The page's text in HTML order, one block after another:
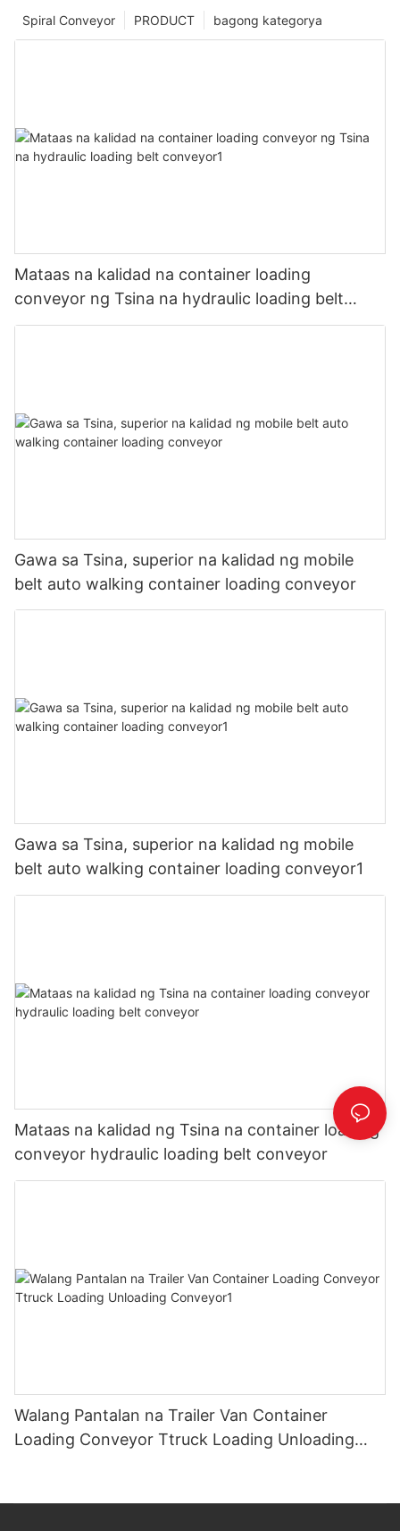
bagong kategorya
PRODUCT
Spiral Conveyor
Mataas na kalidad na container loading
conveyor ng Tsina na hydraulic loading belt
conveyor1
Gawa sa Tsina, superior na kalidad ng mobile
belt auto walking container loading conveyor
Gawa sa Tsina, superior na kalidad ng mobile
belt auto walking container loading conveyor1
Mataas na kalidad ng Tsina na container loading
conveyor hydraulic loading belt conveyor
Walang Pantalan na Trailer Van Container
Loading Conveyor Ttruck Loading Unloading